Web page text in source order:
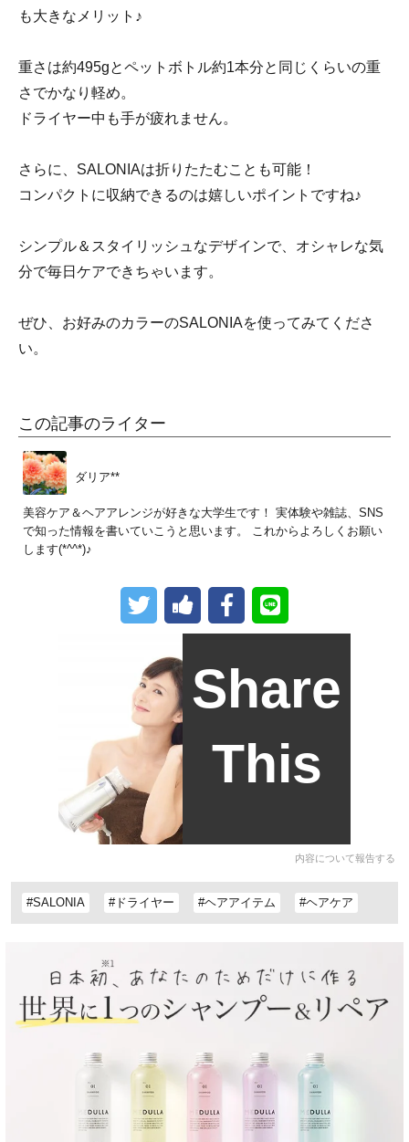
も大きなメリット♪
重さは約495gとペットボトル約1本分と同じくらいの重
さでかなり軽め。
ドライヤー中も手が疲れません。
さらに、SALONIAは折りたたむことも可能！
コンパクトに収納できるのは嬉しいポイントですね♪
シンプル＆スタイリッシュなデザインで、オシャレな気
分で毎日ケアできちゃいます。
ぜひ、お好みのカラーのSALONIAを使ってみてくださ
い。
この記事のライター
ダリア**
美容ケア＆ヘアアレンジが好きな大学生です！ 実体験や雑誌、SNS
で知った情報を書いていこうと思います。 これからよろしくお願い
します(*^^*)♪
Share
This
内容について報告する
#SALONIA #ドライヤー #ヘアアイテム #ヘアケア